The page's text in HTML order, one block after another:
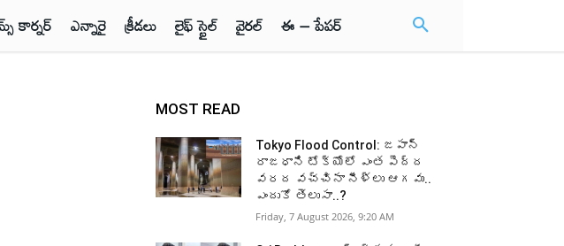
కార్నర్ ఎన్నారై క్రీడలు లైఫ్ స్టైల్ వైరల్ ఈ – పేపర్
MOST READ
Tokyo Flood Control: జపాన్
రాజధాని టోక్యోలో ఎంత పెద్ద
వరద వచ్చినా నీళ్లు ఆగవు..
ఎందుకో తెలుసా..?
Friday, 7 August 2026, 9:20 AM